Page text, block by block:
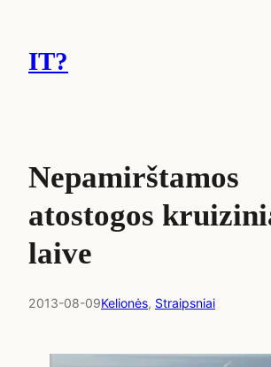
turinioIT?
Nepamirštamos
atostogos
laive
2013-08-09Kelionės, Straipsniai